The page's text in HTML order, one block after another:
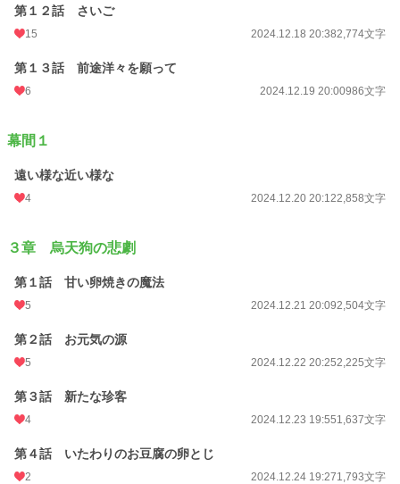
第１２話 さいご
15 2024.12.18 20:382,774文字
第１３話 前途洋々を願って
6 2024.12.19 20:00986文字
幕間１
遠い様な近い様な
4 2024.12.20 20:122,858文字
３章 烏天狗の悲劇
第１話 甘い卵焼きの魔法
5 2024.12.21 20:092,504文字
第２話 お元気の源
5 2024.12.22 20:252,225文字
第３話 新たな珍客
4 2024.12.23 19:551,637文字
第４話 いたわりのお豆腐の卵とじ
2 2024.12.24 19:271,793文字